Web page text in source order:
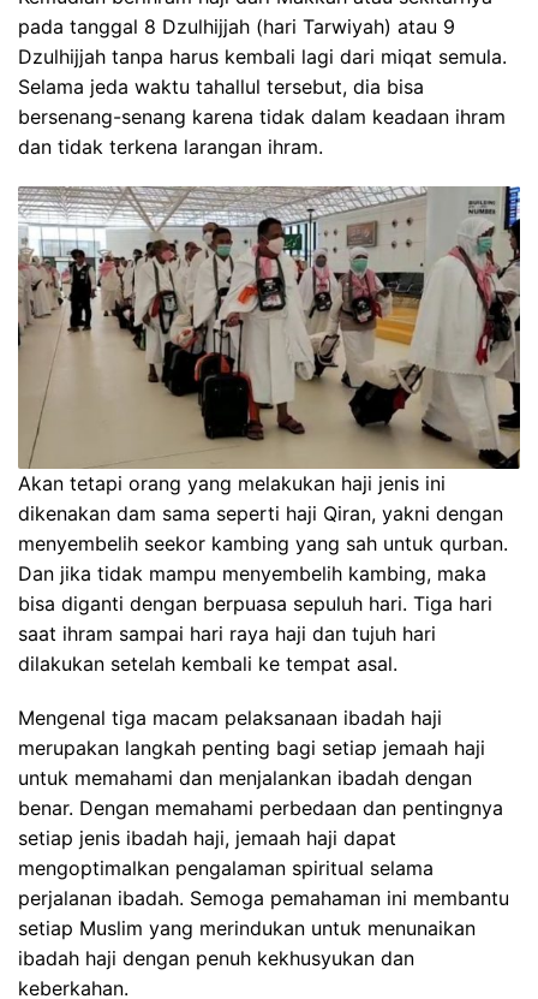
pada tanggal 8 Dzulhijjah (hari Tarwiyah) atau 9
Dzulhijjah tanpa harus kembali lagi dari miqat semula.
Selama jeda waktu tahallul tersebut, dia bisa
bersenang-senang karena tidak dalam keadaan ihram
dan tidak terkena larangan ihram.
Akan tetapi orang yang melakukan haji jenis ini
dikenakan dam sama seperti haji Qiran, yakni dengan
menyembelih seekor kambing yang sah untuk qurban.
Dan jika tidak mampu menyembelih kambing, maka
bisa diganti dengan berpuasa sepuluh hari. Tiga hari
saat ihram sampai hari raya haji dan tujuh hari
dilakukan setelah kembali ke tempat asal.
Mengenal tiga macam pelaksanaan ibadah haji
merupakan langkah penting bagi setiap jemaah haji
untuk memahami dan menjalankan ibadah dengan
benar. Dengan memahami perbedaan dan pentingnya
setiap jenis ibadah haji, jemaah haji dapat
mengoptimalkan pengalaman spiritual selama
perjalanan ibadah. Semoga pemahaman ini membantu
setiap Muslim yang merindukan untuk menunaikan
ibadah haji dengan penuh kekhusyukan dan
keberkahan.